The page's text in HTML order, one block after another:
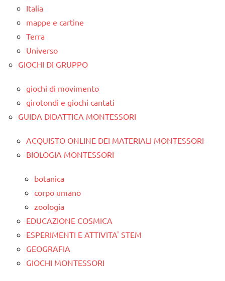
Italia
mappe e cartine
Terra
Universo
GIOCHI DI GRUPPO
giochi di movimento
girotondi e giochi cantati
GUIDA DIDATTICA MONTESSORI
ACQUISTO ONLINE DEI MATERIALI MONTESSORI
BIOLOGIA MONTESSORI
botanica
corpo umano
zoologia
EDUCAZIONE COSMICA
ESPERIMENTI E ATTIVITA' STEM
GEOGRAFIA
GIOCHI MONTESSORI